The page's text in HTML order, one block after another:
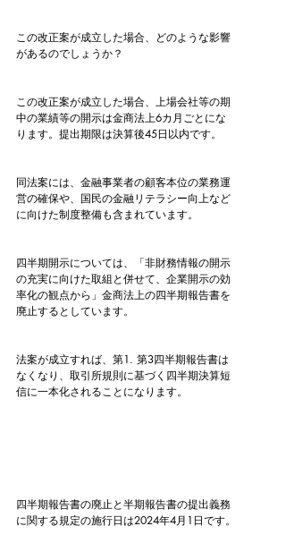
この改正案が成立した場合、どのような影響
があるのでしょうか？
この改正案が成立した場合、上場会社等の期
中の業績等の開示は金商法上6カ月ごとにな
ります。提出期限は決算後45日以内です。
同法案には、金融事業者の顧客本位の業務運
営の確保や、国民の金融リテラシー向上など
に向けた制度整備も含まれています。
四半期開示については、「非財務情報の開示
の充実に向けた取組と併せて、企業開示の効
率化の観点から」金商法上の四半期報告書を
廃止するとしています。
法案が成立すれば、第1. 第3四半期報告書は
なくなり、取引所規則に基づく四半期決算短
信に一本化されることになります。
四半期報告書の廃止と半期報告書の提出義務
に関する規定の施行日は2024年4月1日です。